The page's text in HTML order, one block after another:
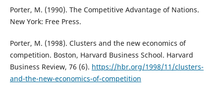
Porter, M. (1990). The Competitive Advantage of Nations.
New York: Free Press.
Porter, M. (1998). Clusters and the new economics of
competition. Boston, Harvard Business School. Harvard
Business Review, 76 (6). https://hbr.org/1998/11/clusters-
and-the-new-economics-of-competition